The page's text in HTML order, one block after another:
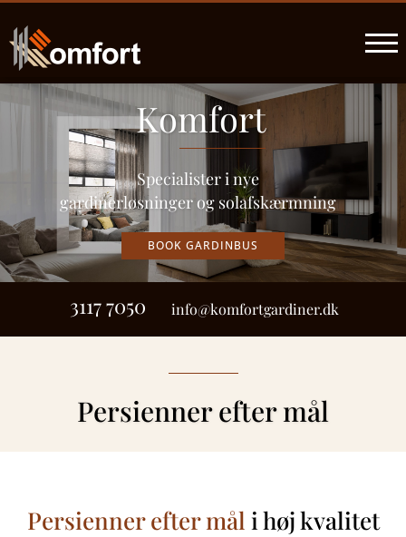
Komfort
Specialister i nye
gardinerløsninger og solafskærmning
BOOK GARDINBUS
3117 7050 info@komfortgardiner.dk
Persienner efter mål
Persienner efter mål i høj kvalitet